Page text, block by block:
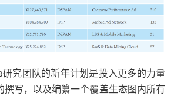
究团队的新年计划是投入更多的力量
撰写，以及编纂一个覆盖生态图内所有